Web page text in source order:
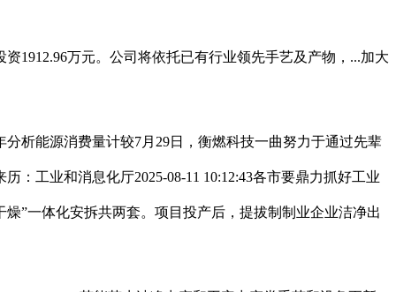
万元。公司将依托已有行业领先手艺及产物，...加大
能源消费量计较7月29日，衡燃科技一曲努力于通过先辈
：工业和消息化厅2025-08-11 10:12:43各市要鼎力抓好工业
”一体化安拆共两套。项目投产后，提拔制制业企业洁净出